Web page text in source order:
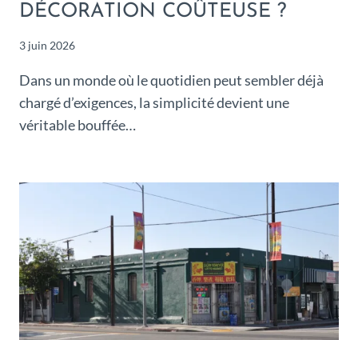
DÉCORATION COÛTEUSE ?
3 juin 2026
Dans un monde où le quotidien peut sembler déjà
chargé d’exigences, la simplicité devient une
véritable bouffée…